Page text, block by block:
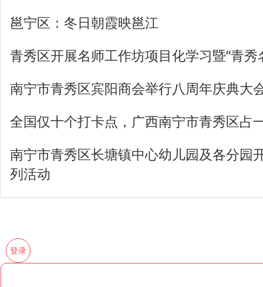
邕宁区：冬日朝霞映邕江
青秀区开展名师工作坊项目化学习暨“青秀
南宁市青秀区宾阳商会举行八周年庆典大
全国仅十个打卡点，广西南宁市青秀区占
南宁市青秀区长塘镇中心幼儿园及各分园
列活动
登录